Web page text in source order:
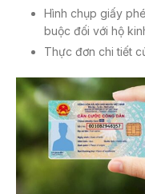
Hình chụp giấy
buộc đối với hộ
Thực đơn chi tiết